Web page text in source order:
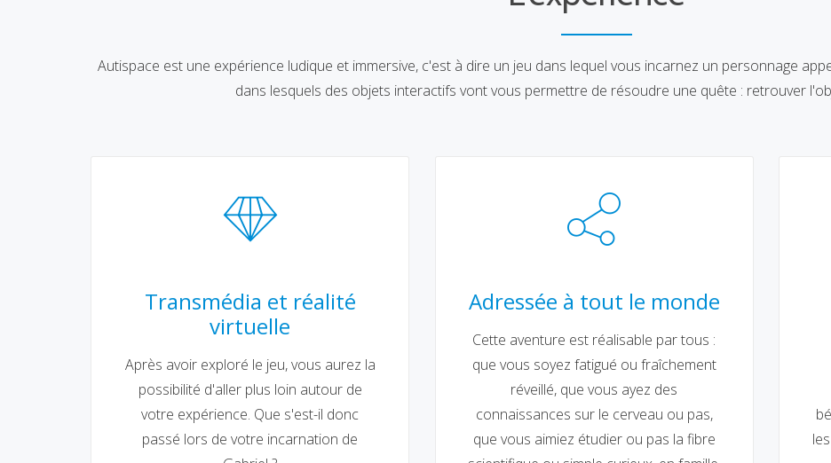
Autispace est une expérience ludique et immersive, c'est à dire un jeu dans lequel vous incarnez un personnage
dans lesquels des objets interactifs vont vous permettre de résoudre une quête : retrouver
Transmédia et réalité
virtuelle
Après avoir exploré le jeu, vous aurez la
possibilité d'aller plus loin autour de
votre expérience. Que s'est-il donc
passé lors de votre incarnation de
Adressée à tout le monde
Cette aventure est réalisable par tous :
que vous soyez fatigué ou fraîchement
réveillé, que vous ayez des
connaissances sur le cerveau ou pas,
que vous aimiez étudier ou pas la fibre